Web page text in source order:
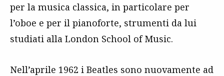
per la musica classica, in particolare per
l’oboe e per il pianoforte, strumenti da lui
studiati alla London School of Music.
Nell’aprile 1962 i Beatles sono nuovamente ad